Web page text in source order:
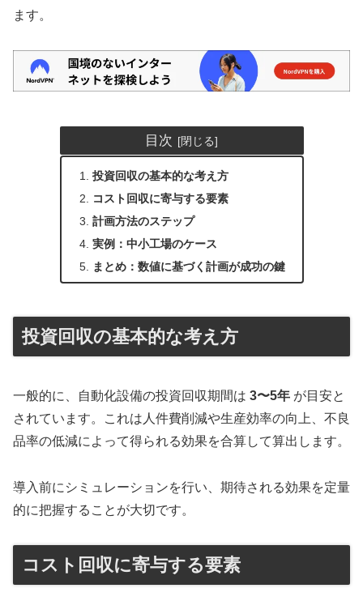
ます。
目次
投資回収の基本的な考え方
コスト回収に寄与する要素
計画方法のステップ
実例：中小工場のケース
まとめ：数値に基づく計画が成功の鍵
投資回収の基本的な考え方
一般的に、自動化設備の投資回収期間は 3〜5年 が目安と
されています。これは人件費削減や生産効率の向上、不良
品率の低減によって得られる効果を合算して算出します。
導入前にシミュレーションを行い、期待される効果を定量
的に把握することが大切です。
コスト回収に寄与する要素